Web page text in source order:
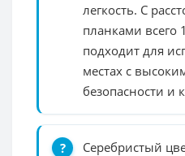
легкость. С
планками всего
подходит для
местах с
безопасности и
Серебристый